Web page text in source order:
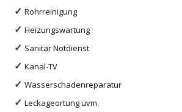
Rohrreinigung
Heizungswartung
Sanitär Notdienst
Kanal-TV
Wasserschadenreparatur
Leckageortung uvm.